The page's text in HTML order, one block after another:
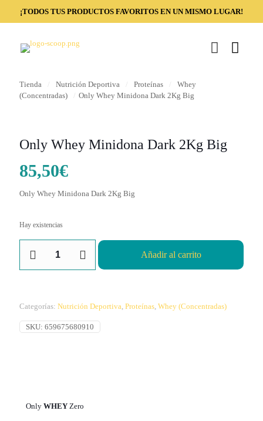
¡TODOS TUS PRODUCTOS FAVORITOS EN UN MISMO LUGAR!
Tienda Nutrición Deportiva Proteínas
Whey
(Concentradas)
Only Whey Minidona Dark 2Kg Big
Only Whey Minidona Dark 2Kg Big
85,50€
Only Whey Minidona Dark 2Kg Big
Hay existencias
Whey
Minidona
cantidad
Añadir al carrito
Categorías: Nutrición Deportiva, Proteínas, Whey (Concentradas)
SKU: 659675680910
OnlyWHEY Zero